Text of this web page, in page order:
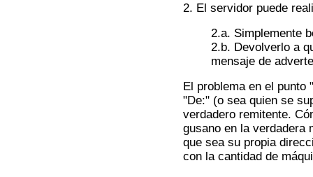
2. El servidor puede
2.a. Simplemente
2.b. Devolverlo a
mensaje de
El problema en el punto
"De:" (o sea quien se
verdadero remitente.
gusano en la verdadera
que sea su propia
con la cantidad de